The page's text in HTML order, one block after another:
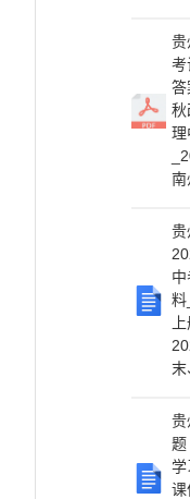
贵
考
答
秋
理
南
贵
料
末
贵
题
学
课